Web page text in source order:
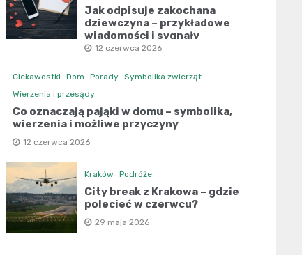
Jak odpisuje zakochana
dziewczyna – przykładowe
wiadomości i sygnały
12 czerwca 2026
Ciekawostki Dom Porady Symbolika zwierząt
Wierzenia i przesądy
Co oznaczają pająki w domu – symbolika,
wierzenia i możliwe przyczyny
12 czerwca 2026
Kraków Podróże
City break z Krakowa – gdzie
polecieć w czerwcu?
29 maja 2026